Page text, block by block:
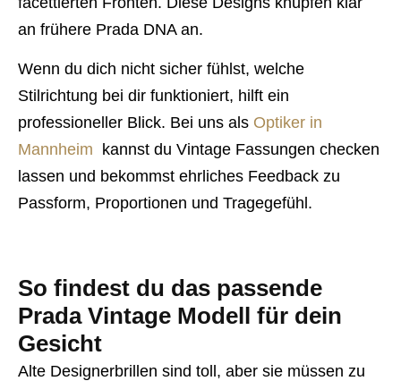
an frühere Prada DNA an.
Wenn du dich nicht sicher fühlst, welche
Stilrichtung bei dir funktioniert, hilft ein
professioneller Blick. Bei uns als Optiker in
Mannheim kannst du Vintage Fassungen checken
lassen und bekommst ehrliches Feedback zu
Passform, Proportionen und Tragegefühl.
So findest du das passende
Prada Vintage Modell für dein
Gesicht
Alte Designerbrillen sind toll, aber sie müssen zu